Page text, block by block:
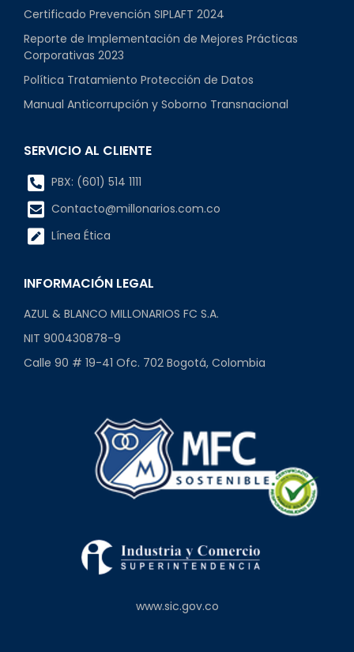
Certificado Prevención SIPLAFT 2024
Reporte de Implementación de Mejores Prácticas
Corporativas 2023
Política Tratamiento Protección de Datos
Manual Anticorrupción y Soborno Transnacional
SERVICIO AL CLIENTE
PBX: (601) 514 1111
Contacto@millonarios.com.co
Línea Ética
INFORMACIÓN LEGAL
AZUL & BLANCO MILLONARIOS FC S.A.
NIT 900430878-9
Calle 90 # 19-41 Ofc. 702 Bogotá, Colombia
www.sic.gov.co